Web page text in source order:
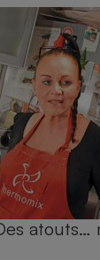
atouts…